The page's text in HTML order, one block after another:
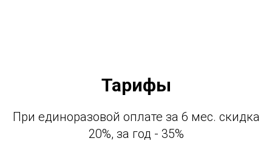
Тарифы
При единоразовой оплате за 6 мес. скидка
20%, за год - 35%